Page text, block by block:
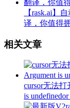
【rask.ai】
译，你值得拥
相关文章
cursor无法打
is